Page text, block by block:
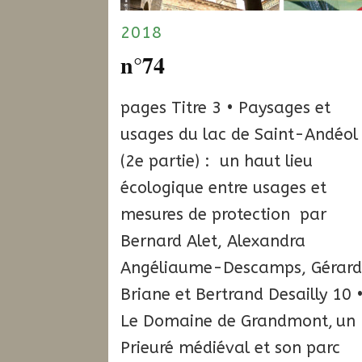
2018
n°74
pages Titre 3 • Paysages et
usages du lac de Saint-Andéol
(2e partie) : un haut lieu
écologique entre usages et
mesures de protection par
Bernard Alet, Alexandra
Angéliaume-Descamps, Gérard
Briane et Bertrand Desailly 10
Le Domaine de Grandmont, un
Prieuré médiéval et son parc